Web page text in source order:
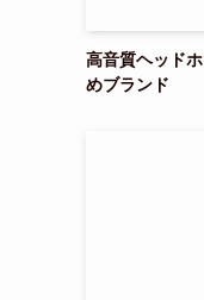
高音質ヘッド
めブランド